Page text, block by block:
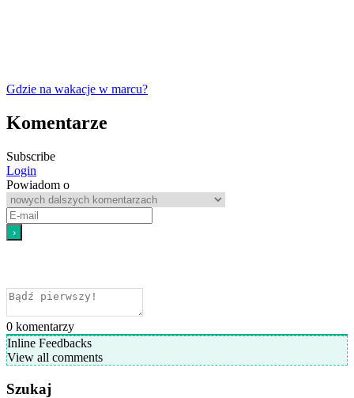
Gdzie na wakacje w marcu?
Komentarze
Subscribe
Login
Powiadom o
0 komentarzy
Inline Feedbacks
View all comments
Szukaj